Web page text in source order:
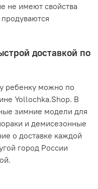
не имеют свойства
доставкой по
ребенку можно по
Yollochka.Shop. В
зимние модели для
и демисезонные
о доставке каждой
город России